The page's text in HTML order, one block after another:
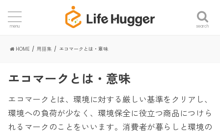
search
menu
HOME 用語集 エコマークとは・意味
エコマークとは・意味
エコマークとは、環境に対する厳しい基準をクリアし、
環境への負荷が少なく、環境保全に役立つ商品につけら
れるマークのことをいいます。消費者が暮らしと環境の